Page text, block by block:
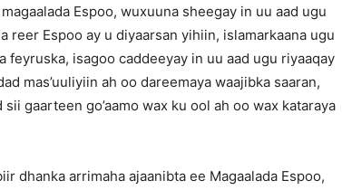
Espoo, wuxuuna sheegay in uu aad ugu
reer Espoo ay u diyaarsan yihiin, islamarkaana ugu
feyruska, isagoo caddeeyay in uu aad ugu riyaaqay
mas’uuliyiin ah oo dareemaya waajibka saaran,
gaarteen go’aamo wax ku ool ah oo wax kataraya
dhanka arrimaha ajaanibta ee Magaalada Espoo,